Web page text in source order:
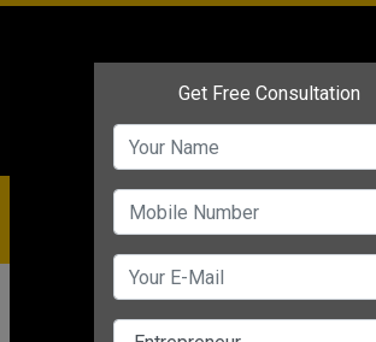
Service
IBC+91-9910344443
care@badabusiness.com
919810544443
व्यावसायिक प्रेरणा